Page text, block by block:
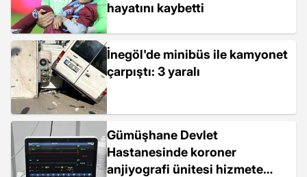
hayatını kaybetti
İnegöl'de minibüs ile kamyonet
çarpıştı: 3 yaralı
Gümüşhane Devlet
Hastanesinde koroner
anjiyografi ünitesi hizmete